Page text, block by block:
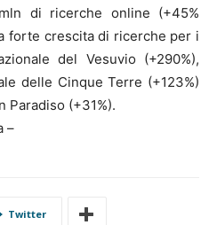
di ricerche online (+45%
forte crescita di ricerche per i
del Vesuvio (+290%),
delle Cinque Terre (+123%)
Paradiso (+31%).
–
Twitter